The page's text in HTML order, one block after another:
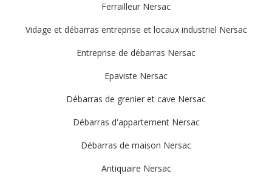
Ferrailleur Nersac
Vidage et débarras entreprise et locaux industriel Nersac
Entreprise de débarras Nersac
Epaviste Nersac
Débarras de grenier et cave Nersac
Débarras d'appartement Nersac
Débarras de maison Nersac
Antiquaire Nersac